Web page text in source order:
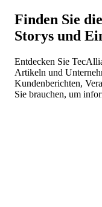
Finden Sie
Storys und
Entdecken Sie
Artikeln und
Kundenberichten,
Sie brauchen, um